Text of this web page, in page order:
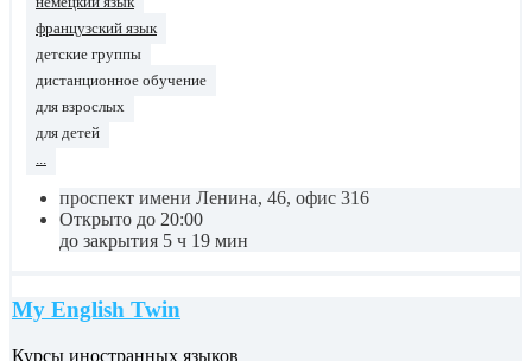
французский язык
детские группы
дистанционное обучение
для взрослых
для детей
проспект имени Ленина, 46, офис 316
Открыто до 20:00
до закрытия 5 ч 19 мин
My English Twin
Курсы иностранных языков